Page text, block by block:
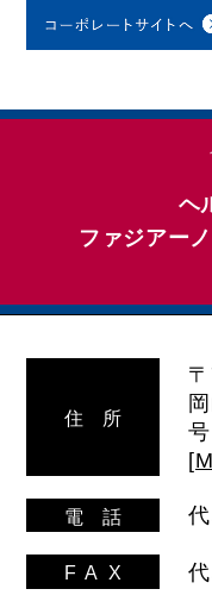
ヘ
ファジアー
住 所
号
[
電話
FA X